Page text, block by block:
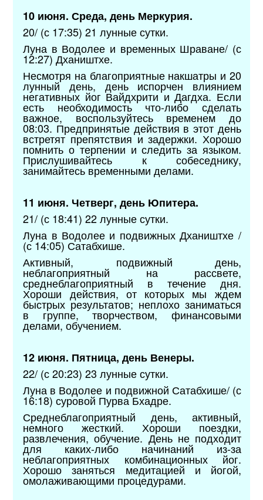
10 июня. Среда, день Меркурия.
20/ (с 17:35) 21 лунные сутки.
Луна в Водолее и временных Шраване/ (с
12:27) Дхаништхе.
Несмотря на благоприятные накшатры и 20
лунный день, день испорчен влиянием
негативных йог Вайдхрити и Дагдха. Если
есть необходимость что-либо сделать
важное, воспользуйтесь временем до
08:03. Предпринятые действия в этот день
встретят препятствия и задержки. Хорошо
помнить о терпении и следить за языком.
Прислушивайтесь к собеседнику,
занимайтесь временными делами.
11 июня. Четверг, день Юпитера.
21/ (с 18:41) 22 лунные сутки.
Луна в Водолее и подвижных Дхаништхе /
(с 14:05) Сатабхише.
Активный, подвижный день,
неблагоприятный на рассвете,
среднеблагоприятный в течение дня.
Хороши действия, от которых мы ждем
быстрых результатов; неплохо заниматься
в группе, творчеством, финансовыми
делами, обучением.
12 июня. Пятница, день Венеры.
22/ (с 20:23) 23 лунные сутки.
Луна в Водолее и подвижной Сатабхише/ (с
16:18) суровой Пурва Бхадре.
Среднеблагоприятный день, активный,
немного жесткий. Хороши поездки,
развлечения, обучение. День не подходит
для каких-либо начинаний из-за
неблагоприятных комбинационных йог.
Хорошо заняться медитацией и йогой,
омолаживающими процедурами.